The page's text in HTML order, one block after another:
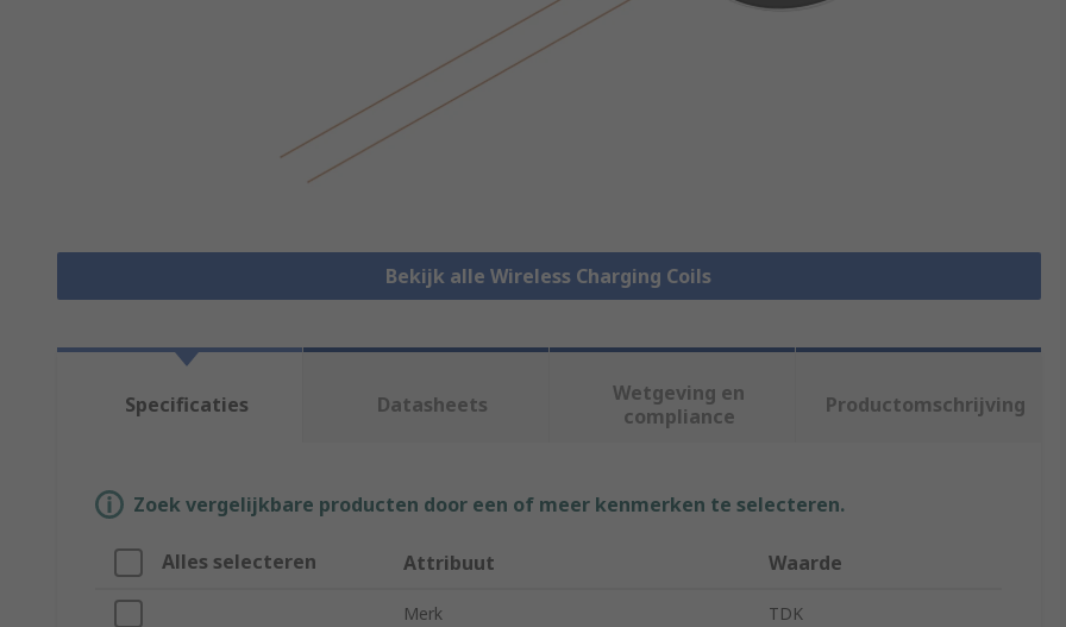
Bekijk alle Wireless Charging Coils
Specificaties Datasheets
Wetgeving en
compliance
Productomschrijving
Zoek vergelijkbare producten door een of meer kenmerken te selecteren.
Alles selecteren Attribuut Waarde
Merk TDK